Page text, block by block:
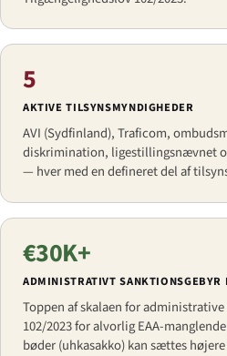
5
AKTIVE TILSYNSMYNDIGHEDER
AVI (Sydfinland), Traficom,
diskrimination, ligestillingsnævnet
— hver med en defineret del af
€30K+
ADMINISTRATIVT
Toppen af skalaen for
102/2023 for alvorlig EAA-
bøder (uhkasakko) kan sættes